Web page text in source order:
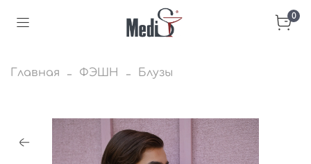
0
Главная ФЭШН Блузы